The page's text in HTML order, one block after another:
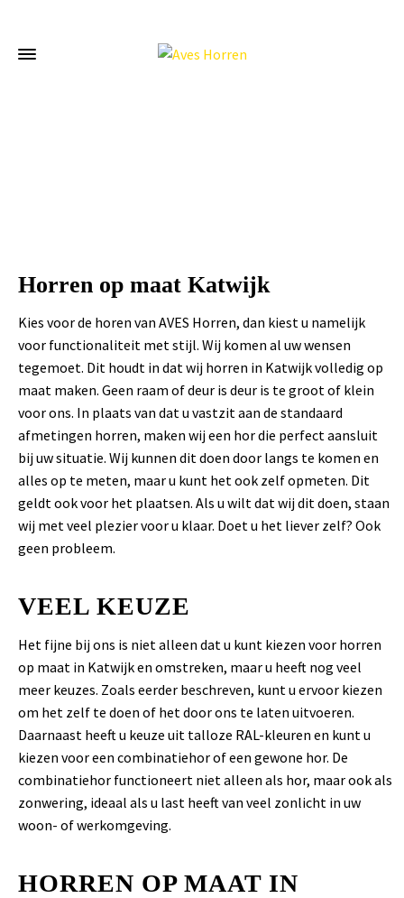
Horren op maat Katwijk
Kies voor de horen van AVES Horren, dan kiest u namelijk
voor functionaliteit met stijl. Wij komen al uw wensen
tegemoet. Dit houdt in dat wij horren in Katwijk volledig op
maat maken. Geen raam of deur is deur is te groot of klein
voor ons. In plaats van dat u vastzit aan de standaard
afmetingen horren, maken wij een hor die perfect aansluit
bij uw situatie. Wij kunnen dit doen door langs te komen en
alles op te meten, maar u kunt het ook zelf opmeten. Dit
geldt ook voor het plaatsen. Als u wilt dat wij dit doen, staan
wij met veel plezier voor u klaar. Doet u het liever zelf? Ook
geen probleem.
VEEL KEUZE
Het fijne bij ons is niet alleen dat u kunt kiezen voor horren
op maat in Katwijk en omstreken, maar u heeft nog veel
meer keuzes. Zoals eerder beschreven, kunt u ervoor kiezen
om het zelf te doen of het door ons te laten uitvoeren.
Daarnaast heeft u keuze uit talloze RAL-kleuren en kunt u
kiezen voor een combinatiehor of een gewone hor. De
combinatiehor functioneert niet alleen als hor, maar ook als
zonwering, ideaal als u last heeft van veel zonlicht in uw
woon- of werkomgeving.
HORREN OP MAAT IN